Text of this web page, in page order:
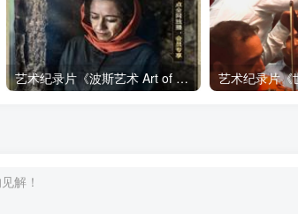
艺术纪录片《波斯艺术 Art of Persia》下载